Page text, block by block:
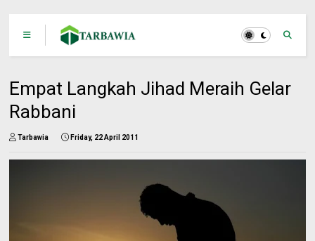
Empat Langkah Jihad Meraih Gelar
Rabbani
Tarbawia Friday, 22 April 2011